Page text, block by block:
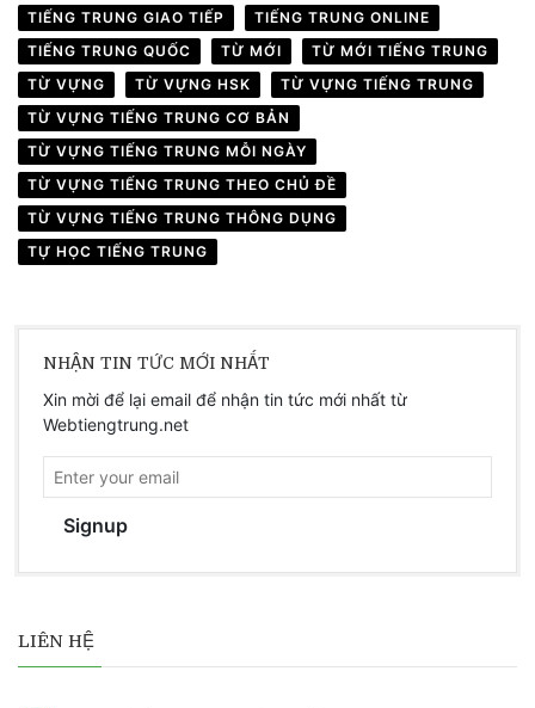
TIẾNG TRUNG GIAO TIẾP
TIẾNG TRUNG ONLINE
TIẾNG TRUNG QUỐC
TỪ MỚI
TỪ MỚI TIẾNG TRUNG
TỪ VỰNG
TỪ VỰNG HSK
TỪ VỰNG TIẾNG TRUNG
TỪ VỰNG TIẾNG TRUNG CƠ BẢN
TỪ VỰNG TIẾNG TRUNG MỖI NGÀY
TỪ VỰNG TIẾNG TRUNG THEO CHỦ ĐỀ
TỪ VỰNG TIẾNG TRUNG THÔNG DỤNG
TỰ HỌC TIẾNG TRUNG
NHẬN TIN TỨC MỚI NHẤT
Xin mời để lại email để nhận tin tức mới nhất từ
Webtiengtrung.net
Signup
LIÊN HỆ